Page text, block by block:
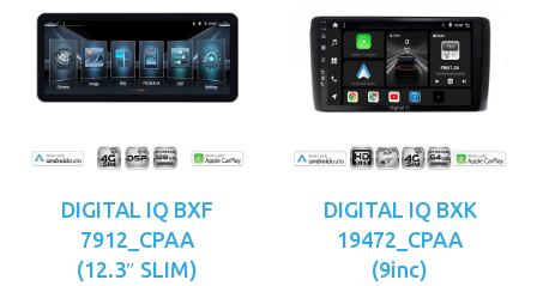
DIGITAL IQ BXF
7912_CPAA
(12.3″ SLIM)
DIGITAL IQ BXK
19472_CPAA
(9inc)